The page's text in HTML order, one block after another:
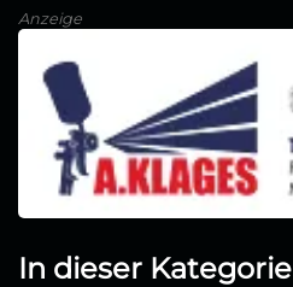
Anzeige
In dieser Kategorie